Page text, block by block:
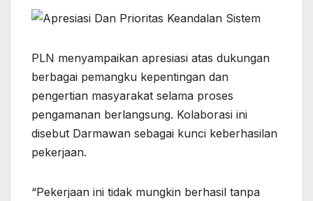
PLN menyampaikan apresiasi atas dukungan
berbagai pemangku kepentingan dan
pengertian masyarakat selama proses
pengamanan berlangsung. Kolaborasi ini
disebut Darmawan sebagai kunci keberhasilan
pekerjaan.
“Pekerjaan ini tidak mungkin berhasil tanpa